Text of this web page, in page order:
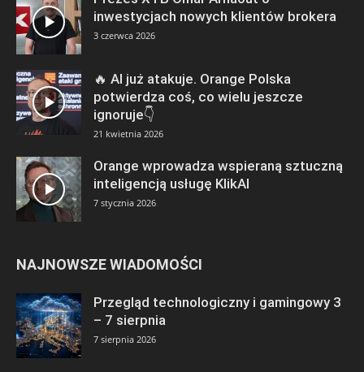
inwestycjach nowych klientów brokera
3 czerwca 2026
🔥 AI już atakuje. Orange Polska
potwierdza coś, co wielu jeszcze
ignoruje👇
21 kwietnia 2026
Orange wprowadza wspieraną sztuczną
inteligencją usługę KlikAI
7 stycznia 2026
NAJNOWSZE WIADOMOŚCI
Przegląd technologiczny i gamingowy 3
– 7 sierpnia
7 sierpnia 2026